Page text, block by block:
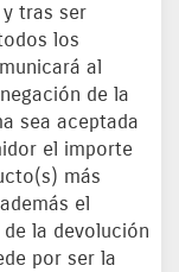
tras ser
los
al
de la
sea aceptada
el importe
más
el
la devolución
por ser la